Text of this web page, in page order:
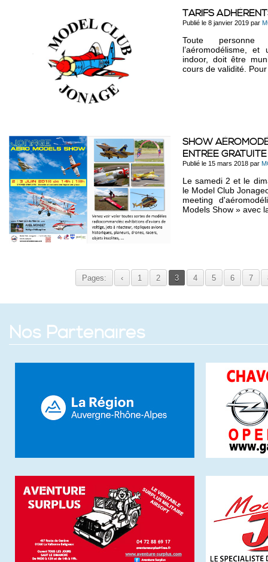
TARIFS
Publié le 8 janvier 2019 par
Toute personne
l’aéromodélisme,
indoor, doit être
cours de validité.
SHOW
ENTRÉE GRATUITE
Publié le 15 mars 2018 par
Le samedi 2 et le
le Model Club
meeting
Models Show » avec
Pages: ‹ 1 2 3 4 5 6 7
Nos Partenaires